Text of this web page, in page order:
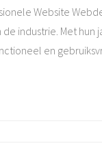
Website
industrie. Met
en